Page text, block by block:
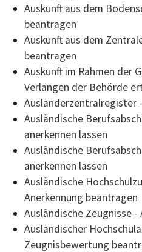
Auskunft aus dem
beantragen
Auskunft aus dem
beantragen
Auskunft im Rahmen der
Verlangen der Behörde
Ausländerzentralregister
Ausländische
anerkennen lassen
Ausländische
anerkennen lassen
Ausländische
Anerkennung beantragen
Ausländische Zeugnisse
Ausländischer
Zeugnisbewertung